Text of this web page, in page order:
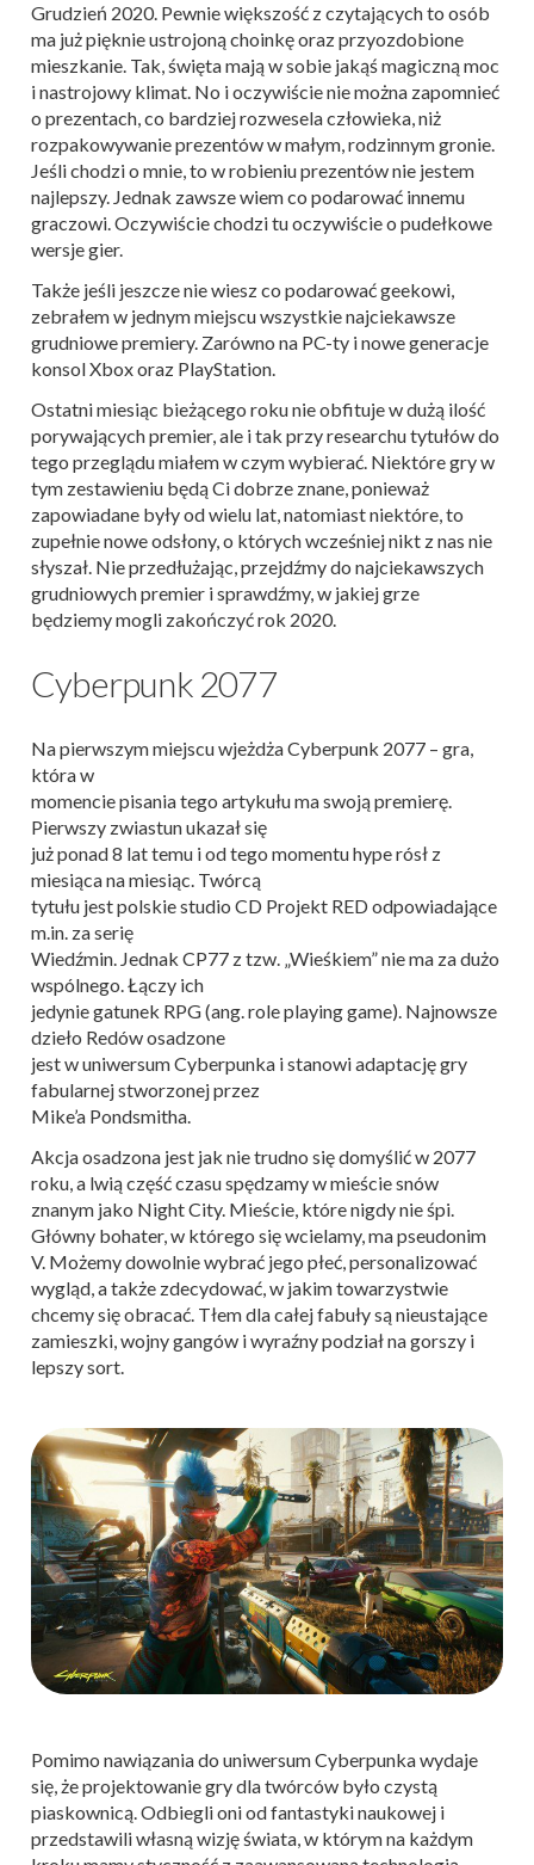
Grudzień 2020. Pewnie większość z czytających to osób
ma już pięknie ustrojoną choinkę oraz przyozdobione
mieszkanie. Tak, święta mają w sobie jakąś magiczną moc
i nastrojowy klimat. No i oczywiście nie można zapomnieć
o prezentach, co bardziej rozwesela człowieka, niż
rozpakowywanie prezentów w małym, rodzinnym gronie.
Jeśli chodzi o mnie, to w robieniu prezentów nie jestem
najlepszy. Jednak zawsze wiem co podarować innemu
graczowi. Oczywiście chodzi tu oczywiście o pudełkowe
wersje gier.
Także jeśli jeszcze nie wiesz co podarować geekowi,
zebrałem w jednym miejscu wszystkie najciekawsze
grudniowe premiery. Zarówno na PC-ty i nowe generacje
konsol Xbox oraz PlayStation.
Ostatni miesiąc bieżącego roku nie obfituje w dużą ilość
porywających premier, ale i tak przy researchu tytułów do
tego przeglądu miałem w czym wybierać. Niektóre gry w
tym zestawieniu będą Ci dobrze znane, ponieważ
zapowiadane były od wielu lat, natomiast niektóre, to
zupełnie nowe odsłony, o których wcześniej nikt z nas nie
słyszał. Nie przedłużając, przejdźmy do najciekawszych
grudniowych premier i sprawdźmy, w jakiej grze
będziemy mogli zakończyć rok 2020.
Cyberpunk 2077
Na pierwszym miejscu wjeżdża Cyberpunk 2077 – gra,
która w
momencie pisania tego artykułu ma swoją premierę.
Pierwszy zwiastun ukazał się
już ponad 8 lat temu i od tego momentu hype rósł z
miesiąca na miesiąc. Twórcą
tytułu jest polskie studio CD Projekt RED odpowiadające
m.in. za serię
Wiedźmin. Jednak CP77 z tzw. „Wieśkiem” nie ma za dużo
wspólnego. Łączy ich
jedynie gatunek RPG (ang. role playing game). Najnowsze
dzieło Redów osadzone
jest w uniwersum Cyberpunka i stanowi adaptację gry
fabularnej stworzonej przez
Mike’a Pondsmitha.
Akcja osadzona jest jak nie trudno się domyślić w 2077
roku, a lwią część czasu spędzamy w mieście snów
znanym jako Night City. Mieście, które nigdy nie śpi.
Główny bohater, w którego się wcielamy, ma pseudonim
V. Możemy dowolnie wybrać jego płeć, personalizować
wygląd, a także zdecydować, w jakim towarzystwie
chcemy się obracać. Tłem dla całej fabuły są nieustające
zamieszki, wojny gangów i wyraźny podział na gorszy i
lepszy sort.
Pomimo nawiązania do uniwersum Cyberpunka wydaje
się, że projektowanie gry dla twórców było czystą
piaskownicą. Odbiegli oni od fantastyki naukowej i
przedstawili własną wizję świata, w którym na każdym